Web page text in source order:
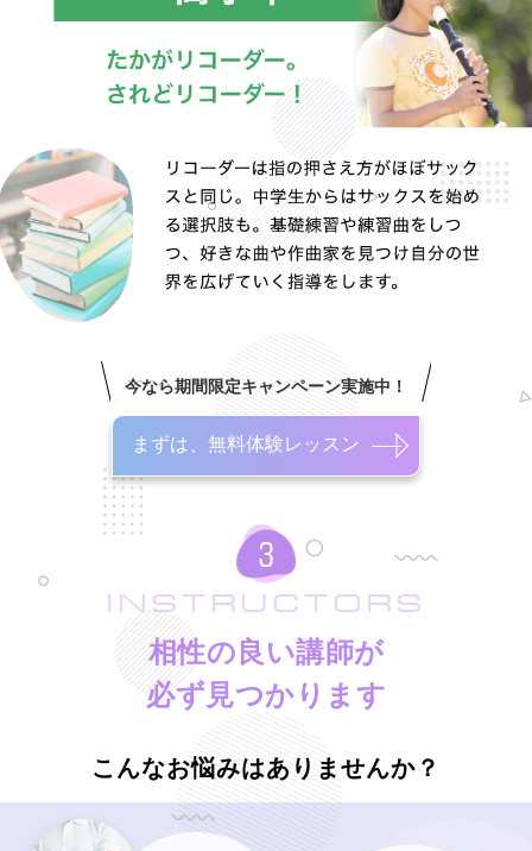
今なら期間限定キャンペーン実施中！
まずは、無料体験レッスン
INSTRUCTORS
相性の良い講師が
必ず見つかります
こんなお悩みはありませんか？